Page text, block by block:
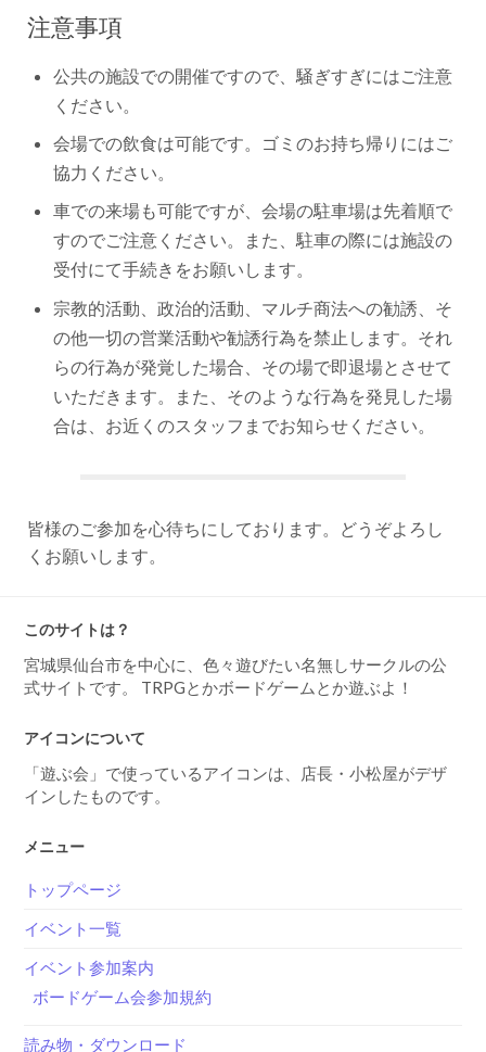
注意事項
公共の施設での開催ですので、騒ぎすぎにはご注意
ください。
会場での飲食は可能です。ゴミのお持ち帰りにはご
協力ください。
車での来場も可能ですが、会場の駐車場は先着順で
すのでご注意ください。また、駐車の際には施設の
受付にて手続きをお願いします。
宗教的活動、政治的活動、マルチ商法への勧誘、そ
の他一切の営業活動や勧誘行為を禁止します。それ
らの行為が発覚した場合、その場で即退場とさせて
いただきます。また、そのような行為を発見した場
合は、お近くのスタッフまでお知らせください。
皆様のご参加を心待ちにしております。どうぞよろし
くお願いします。
このサイトは？
宮城県仙台市を中心に、色々遊びたい名無しサークルの公
式サイトです。 TRPGとかボードゲームとか遊ぶよ！
アイコンについて
「遊ぶ会」で使っているアイコンは、店長・小松屋がデザ
インしたものです。
メニュー
トップページ
イベント一覧
イベント参加案内
ボードゲーム会参加規約
読み物・ダウンロード